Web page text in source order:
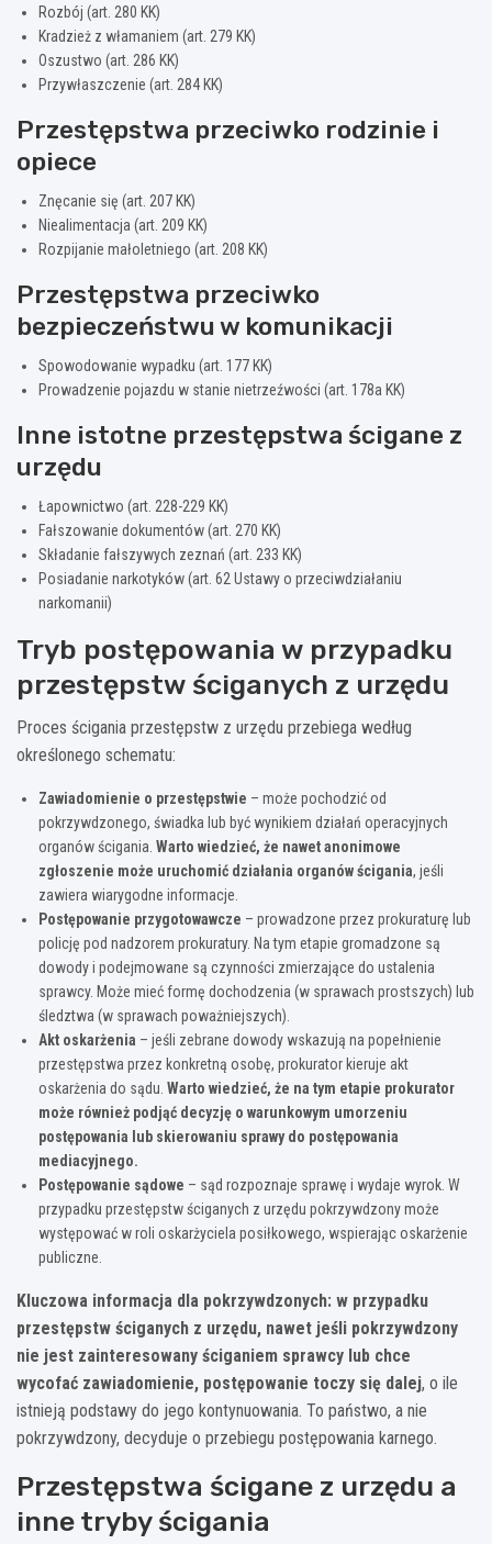
Rozbój (art. 280 KK)
Kradzież z włamaniem (art. 279 KK)
Oszustwo (art. 286 KK)
Przywłaszczenie (art. 284 KK)
Przestępstwa przeciwko rodzinie i
opiece
Znęcanie się (art. 207 KK)
Niealimentacja (art. 209 KK)
Rozpijanie małoletniego (art. 208 KK)
Przestępstwa przeciwko
bezpieczeństwu w komunikacji
Spowodowanie wypadku (art. 177 KK)
Prowadzenie pojazdu w stanie nietrzeźwości (art. 178a KK)
Inne istotne przestępstwa ścigane z
urzędu
Łapownictwo (art. 228-229 KK)
Fałszowanie dokumentów (art. 270 KK)
Składanie fałszywych zeznań (art. 233 KK)
Posiadanie narkotyków (art. 62 Ustawy o przeciwdziałaniu
narkomanii)
Tryb postępowania w przypadku
przestępstw ściganych z urzędu
Proces ścigania przestępstw z urzędu przebiega według
określonego schematu:
Zawiadomienie o przestępstwie – może pochodzić od
pokrzywdzonego, świadka lub być wynikiem działań operacyjnych
organów ścigania. Warto wiedzieć, że nawet anonimowe
zgłoszenie może uruchomić działania organów ścigania, jeśli
zawiera wiarygodne informacje.
Postępowanie przygotowawcze – prowadzone przez prokuraturę lub
policję pod nadzorem prokuratury. Na tym etapie gromadzone są
dowody i podejmowane są czynności zmierzające do ustalenia
sprawcy. Może mieć formę dochodzenia (w sprawach prostszych) lub
śledztwa (w sprawach poważniejszych).
Akt oskarżenia – jeśli zebrane dowody wskazują na popełnienie
przestępstwa przez konkretną osobę, prokurator kieruje akt
oskarżenia do sądu. Warto wiedzieć, że na tym etapie prokurator
może również podjąć decyzję o warunkowym umorzeniu
postępowania lub skierowaniu sprawy do postępowania
mediacyjnego.
Postępowanie sądowe – sąd rozpoznaje sprawę i wydaje wyrok. W
przypadku przestępstw ściganych z urzędu pokrzywdzony może
występować w roli oskarżyciela posiłkowego, wspierając oskarżenie
publiczne.
Kluczowa informacja dla pokrzywdzonych: w przypadku
przestępstw ściganych z urzędu, nawet jeśli pokrzywdzony
nie jest zainteresowany ściganiem sprawcy lub chce
wycofać zawiadomienie, postępowanie toczy się dalej, o ile
istnieją podstawy do jego kontynuowania. To państwo, a nie
pokrzywdzony, decyduje o przebiegu postępowania karnego.
Przestępstwa ścigane z urzędu a
inne tryby ścigania